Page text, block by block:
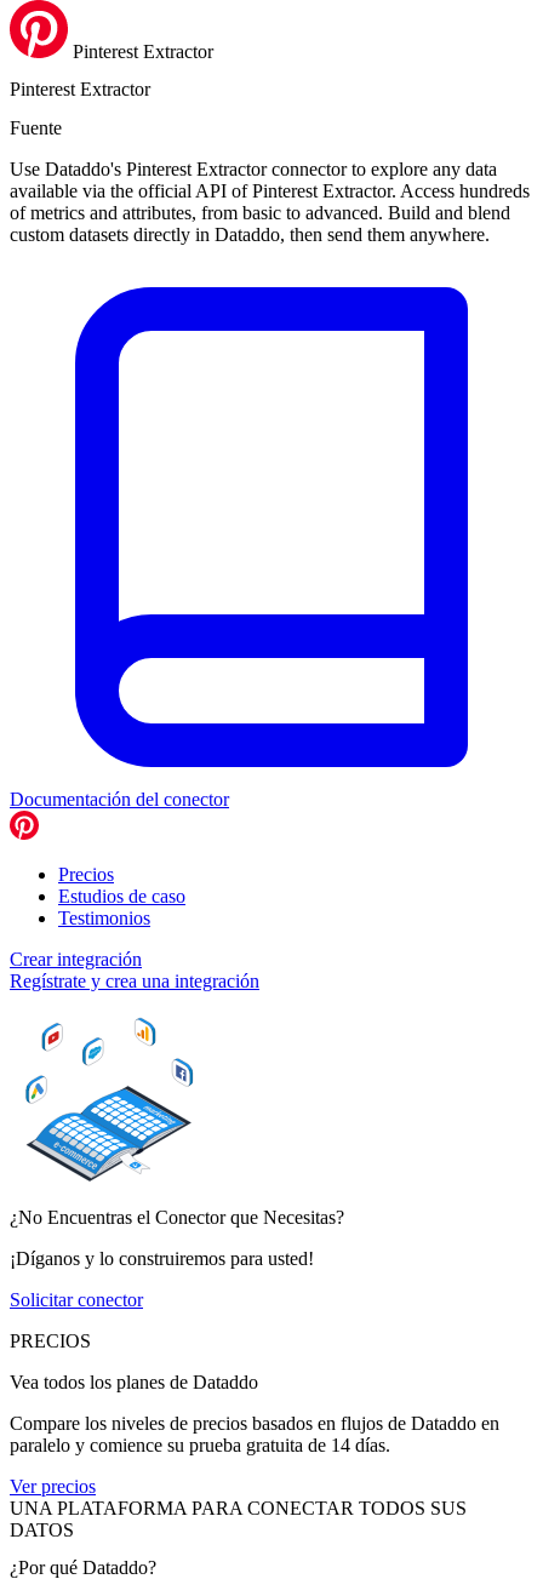
Pinterest Extractor
Pinterest Extractor
Fuente
Use Dataddo's Pinterest Extractor connector to explore any data
available via the official API of Pinterest Extractor. Access hundreds
of metrics and attributes, from basic to advanced. Build and blend
custom datasets directly in Dataddo, then send them anywhere.
Documentación del conector
Precios
Estudios de caso
Testimonios
Crear integración
Regístrate y crea una integración
¿No Encuentras el Conector que Necesitas?
¡Díganos y lo construiremos para usted!
Solicitar conector
PRECIOS
Vea todos los planes de Dataddo
Compare los niveles de precios basados en flujos de Dataddo en
paralelo y comience su prueba gratuita de 14 días.
Ver precios
UNA PLATAFORMA PARA CONECTAR TODOS SUS
DATOS
¿Por qué Dataddo?